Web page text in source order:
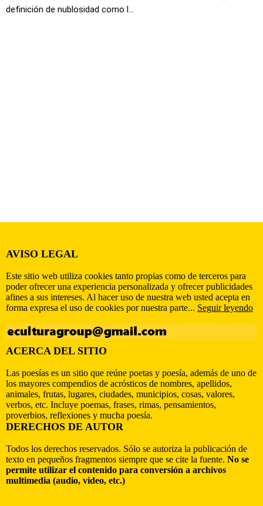
definición de nublosidad como l...
AVISO LEGAL
Este sitio web utiliza cookies tanto propias como de terceros para
poder ofrecer una experiencia personalizada y ofrecer publicidades
afines a sus intereses. Al hacer uso de nuestra web usted acepta en
forma expresa el uso de cookies por nuestra parte... Seguir leyendo
ACERCA DEL SITIO
Las poesías es un sitio que reúne poetas y poesía, además de uno de
los mayores compendios de acrósticos de nombres, apellidos,
animales, frutas, lugares, ciudades, municipios, cosas, valores,
verbos, etc. Incluye poemas, frases, rimas, pensamientos,
proverbios, reflexiones y mucha poesía.
DERECHOS DE AUTOR
Todos los derechos reservados. Sólo se autoriza la publicación de
texto en pequeños fragmentos siempre que se cite la fuente. No se
permite utilizar el contenido para conversión a archivos
multimedia (audio, video, etc.)